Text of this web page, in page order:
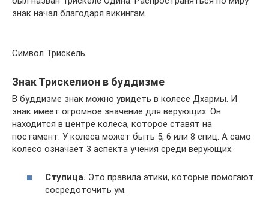
знак начал благодаря викингам.
Символ Трискель.
Знак Трискелион в буддизме
В буддизме знак можно увидеть в колесе Дхармы. И
знак имеет огромное значение для верующих. Он
находится в центре колеса, которое ставят на
постамент. У колеса может быть 5, 6 или 8 спиц. А само
колесо означает 3 аспекта учения среди верующих.
Ступица. Это правила этики, которые помогают
сосредоточить ум.